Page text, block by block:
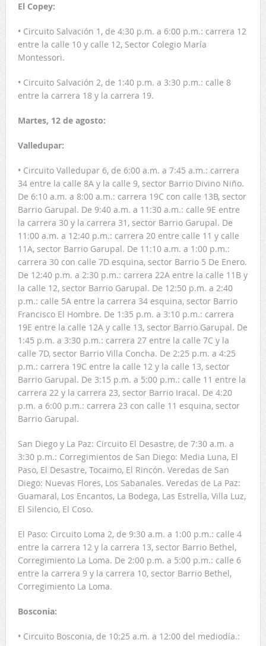
El Copey:
• Circuito Salvación 1, de 4:30 p.m. a 6:00 p.m.: carrera 12
entre la calle 10 y calle 12, Sector Colegio María
Montessori.
• Circuito Salvación 2, de 1:40 p.m. a 3:30 p.m.: calle 8
entre la carrera 18 y la carrera 19.
Martes, 12 de agosto:
Valledupar:
• Circuito Valledupar 6, de 6:00 a.m. a 7:45 a.m.: carrera
34 entre la calle 8A y la calle 9, sector Barrio Divino Niño.
De 6:10 a.m. a 8:00 a.m.: carrera 19C con calle 13B, sector
Barrio Garupal. De 9:40 a.m. a 11:30 a.m.: calle 9E entre
la carrera 30 y la carrera 31, sector Barrio Garupal. De
11:00 a.m. a 12:40 p.m.: carrera 20 entre calle 11 y calle
11A, sector Barrio Garupal. De 11:10 a.m. a 1:00 p.m.:
carrera 30 con calle 7D esquina, sector Barrio 5 De Enero.
De 12:40 p.m. a 2:30 p.m.: carrera 22A entre la calle 11B y
la calle 12, sector Barrio Garupal. De 12:50 p.m. a 2:40
p.m.: calle 5A entre la carrera 34 esquina, sector Barrio
Francisco El Hombre. De 1:35 p.m. a 3:10 p.m.: carrera
19E entre la calle 12A y calle 13, sector Barrio Garupal. De
1:45 p.m. a 3:30 p.m.: carrera 27 entre la calle 7C y la
calle 7D, sector Barrio Villa Concha. De 2:25 p.m. a 4:25
p.m.: carrera 19C entre la calle 12 y la calle 13, sector
Barrio Garupal. De 3:15 p.m. a 5:00 p.m.: calle 11 entre la
carrera 22 y la carrera 23, sector Barrio Iracal. De 4:20
p.m. a 6:00 p.m.: carrera 23 con calle 11 esquina, sector
Barrio Garupal.
San Diego y La Paz: Circuito El Desastre, de 7:30 a.m. a
3:30 p.m.: Corregimientos de San Diego: Media Luna, El
Paso, El Desastre, Tocaimo, El Rincón. Veredas de San
Diego: Nuevas Flores, Los Sabanales. Veredas de La Paz:
Guamaral, Los Encantos, La Bodega, Las Estrella, Villa Luz,
El Silencio, El Coso.
El Paso: Circuito Loma 2, de 9:30 a.m. a 1:00 p.m.: calle 4
entre la carrera 12 y la carrera 13, sector Barrio Bethel,
Corregimiento La Loma. De 2:00 p.m. a 5:00 p.m.: calle 6
entre la carrera 9 y la carrera 10, sector Barrio Bethel,
Corregimiento La Loma.
Bosconia:
• Circuito Bosconia, de 10:25 a.m. a 12:00 del mediodía.: